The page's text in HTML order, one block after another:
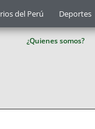
del Perú Deportes
¿Quienes somos?